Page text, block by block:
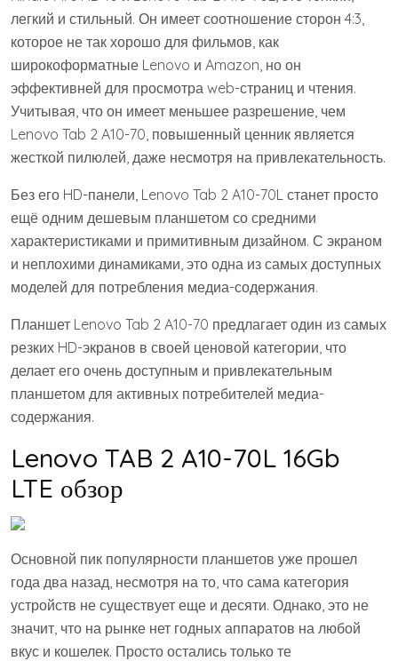
легкий и стильный. Он имеет соотношение сторон 4:3,
которое не так хорошо для фильмов, как
широкоформатные Lenovo и Amazon, но он
эффективней для просмотра web-страниц и чтения.
Учитывая, что он имеет меньшее разрешение, чем
Lenovo Tab 2 A10-70, повышенный ценник является
жесткой пилюлей, даже несмотря на привлекательность.
Без его HD-панели, Lenovo Tab 2 A10-70L станет просто
ещё одним дешевым планшетом со средними
характеристиками и примитивным дизайном. С экраном
и неплохими динамиками, это одна из самых доступных
моделей для потребления медиа-содержания.
Планшет Lenovo Tab 2 A10-70 предлагает один из самых
резких HD-экранов в своей ценовой категории, что
делает его очень доступным и привлекательным
планшетом для активных потребителей медиа-
содержания.
Lenovo TAB 2 A10-70L 16Gb
LTE обзор
Основной пик популярности планшетов уже прошел
года два назад, несмотря на то, что сама категория
устройств не существует еще и десяти. Однако, это не
значит, что на рынке нет годных аппаратов на любой
вкус и кошелек. Просто остались только те